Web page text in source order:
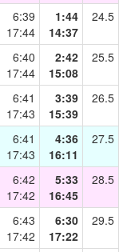
6:39
17:44
1:44
14:37
24.5
6:40
17:44
2:42
15:08
25.5
6:41
17:43
3:39
15:39
26.5
6:41
17:43
4:36
16:11
27.5
6:42
17:42
5:33
16:45
28.5
6:43
17:42
6:30
17:22
29.5